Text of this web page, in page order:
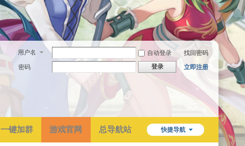
用户名 自动登录
找回密码
密码
登录 立即注册
快捷导航
一键加群 游戏官网 总导航站